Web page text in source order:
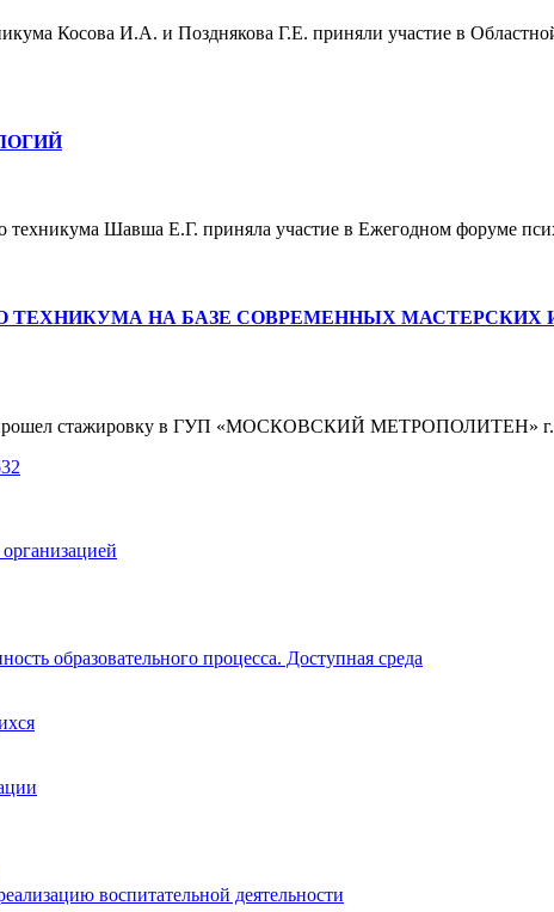
Косова И.А. и Позднякова Г.Е. приняли участие в
техникума Шавша Е.Г. приняла участие в Ежегодном форуме
ТЕХНИКУМА НА БАЗЕ СОВРЕМЕННЫХ
прошел стажировку в ГУП «МОСКОВСКИЙ МЕТРОПОЛИТЕН» г.
образовательного процесса. Доступная среда
воспитательной деятельности